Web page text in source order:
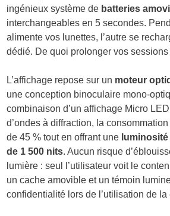
ingénieux système de batteries
interchangeables en 5 secondes.
alimente vos lunettes, l’autre se
dédié. De quoi prolonger vos
L’affichage repose sur un moteur
une conception binoculaire mono-
combinaison d’un affichage Micro
d’ondes à diffraction, la
de 45 % tout en offrant une
de 1 500 nits. Aucun risque
lumière : seul l’utilisateur voit le
un cache amovible et un témoin
confidentialité lors de l’utilisation de la